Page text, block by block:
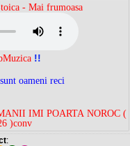
- Mai frumoasa
!!
oameni reci
IMI POARTA NOROC (
)conv
: